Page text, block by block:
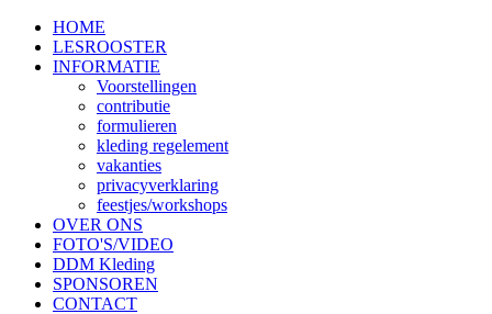
HOME
LESROOSTER
INFORMATIE
Voorstellingen
contributie
formulieren
kleding regelement
vakanties
privacyverklaring
feestjes/workshops
OVER ONS
FOTO'S/VIDEO
DDM Kleding
SPONSOREN
CONTACT